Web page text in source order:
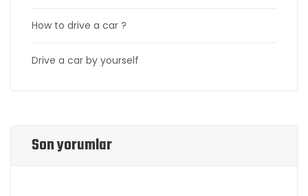
How to drive a car ?
Drive a car by yourself
Son yorumlar